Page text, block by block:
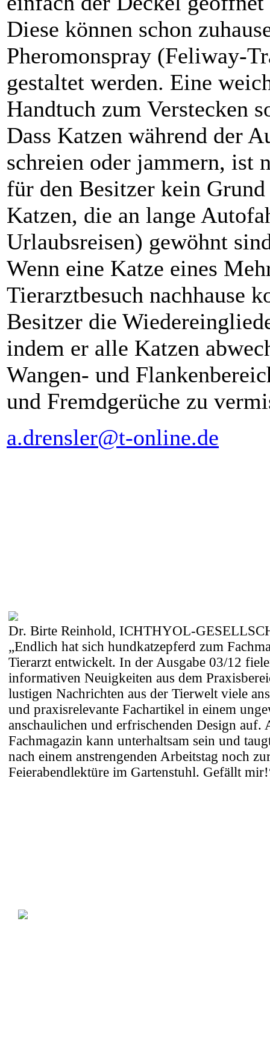
Diese können schon
Pheromonspray (Feliway-
gestaltet werden. Eine
Handtuch zum Verstecken
Dass Katzen während der
schreien oder jammern, ist
für den Besitzer kein
Katzen, die an lange
Urlaubsreisen) gewöhnt
Wenn eine Katze eines
Tierarztbesuch nachhause
Besitzer die
indem er alle Katzen
Wangen- und
und Fremdgerüche zu
a.drensler@t-online.de
Dr. Birte Reinhold, ICHTHYOL-
„Endlich hat sich hundkatzepferd zum
Tierarzt entwickelt. In der Ausgabe 03/12
informativen Neuigkeiten aus dem
lustigen Nachrichten aus der Tierwelt viele
und praxisrelevante Fachartikel in einem
anschaulichen und erfrischenden Design auf.
Fachmagazin kann unterhaltsam sein und
nach einem anstrengenden Arbeitstag noch
Feierabendlektüre im Gartenstuhl. Gefällt